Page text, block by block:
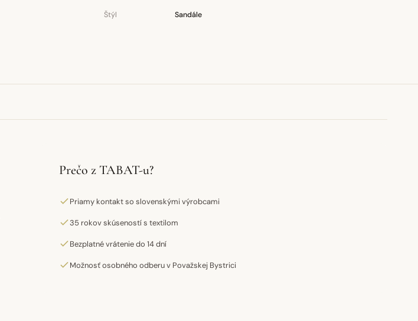
Štýl Sandále
Prečo z TABAT-u?
Priamy kontakt so slovenskými výrobcami
35 rokov skúseností s textilom
Bezplatné vrátenie do 14 dní
Možnosť osobného odberu v Považskej Bystrici